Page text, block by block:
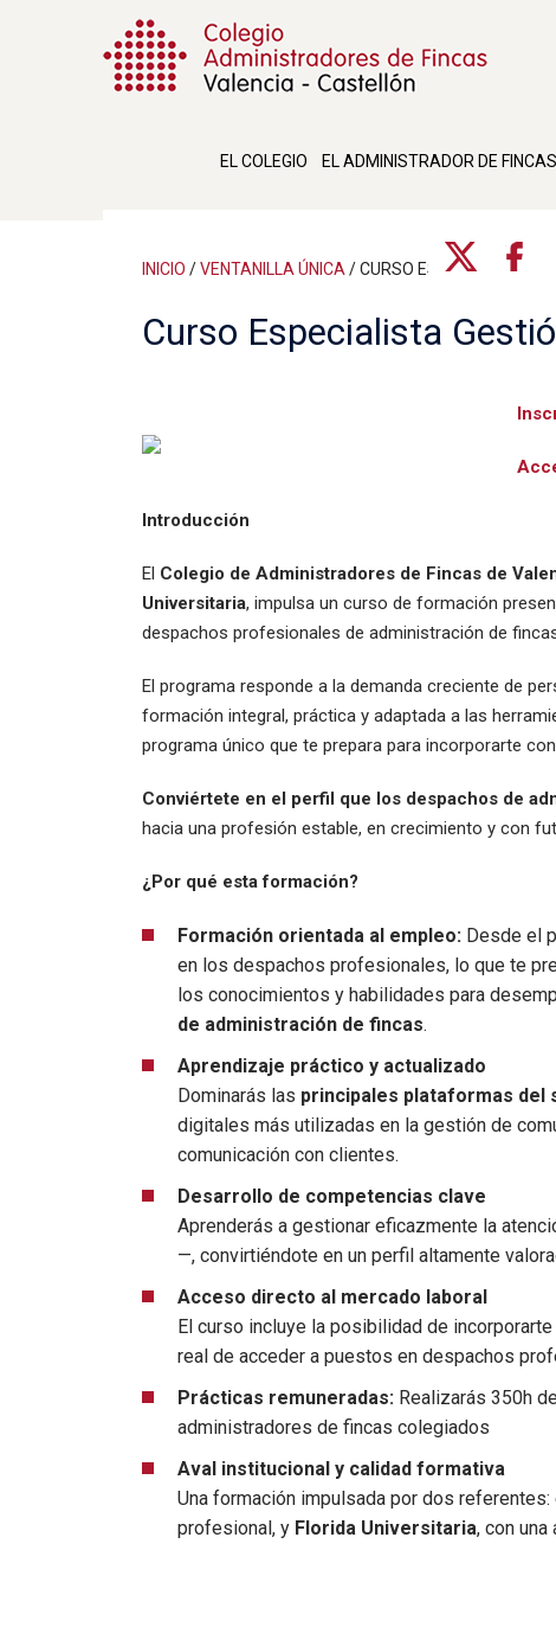
EL COLEGIO EL ADMINISTRADOR DE FINCAS
INICIO /VENTANILLA ÚNICA /CURSO ESPECIALISTA
Curso Especialista
Introducción
El Colegio de Administradores de Fincas de
Universitaria, impulsa un curso de formación
despachos profesionales de administración de
El programa responde a la demanda creciente de
formación integral, práctica y adaptada a las
programa único que te prepara para incorporarte
Conviértete en el perfil que los despachos de
hacia una profesión estable, en crecimiento y con
¿Por qué esta formación?
Formación orientada al empleo:Desde el
en los despachos profesionales, lo que te
los conocimientos y habilidades para
de administración de fincas.
Aprendizaje práctico y actualizado
Dominarás las principales plataformas del
digitales más utilizadas en la gestión de
comunicación con clientes.
Desarrollo de competencias clave
Aprenderás a gestionar eficazmente la
—, convirtiéndote en un perfil altamente
Acceso directo al mercado laboral
El curso incluye la posibilidad de incorporarte
real de acceder a puestos en despachos
Prácticas remuneradas: Realizarás 350h
administradores de fincas colegiados
Aval institucional y calidad formativa
Una formación impulsada por dos referentes:
profesional, y Florida Universitaria, con